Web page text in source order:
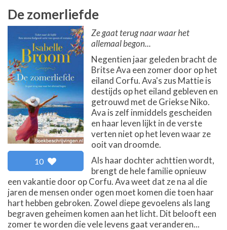
De zomerliefde
10
Ze gaat terug naar waar het
allemaal begon...
Negentien jaar geleden bracht de
Britse Ava een zomer door op het
eiland Corfu. Ava's zus Mattie is
destijds op het eiland gebleven en
getrouwd met de Griekse Niko.
Ava is zelf inmiddels gescheiden
en haar leven lijkt in de verste
verten niet op het leven waar ze
ooit van droomde.
Als haar dochter achttien wordt,
brengt de hele familie opnieuw
een vakantie door op Corfu. Ava weet dat ze na al die
jaren de mensen onder ogen moet komen die toen haar
hart hebben gebroken. Zowel diepe gevoelens als lang
begraven geheimen komen aan het licht. Dit belooft een
zomer te worden die vele levens gaat veranderen...